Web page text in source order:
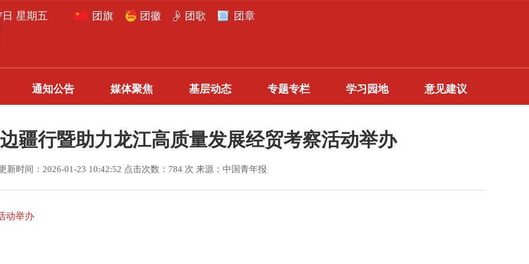
日 星期五 团旗 团徽 团歌 团章
通知公告 媒体聚焦 基层动态 专题专栏 学习园地 意见建议
疆行暨助力龙江高质量发展经贸考察活动举办
新时间：2026-01-23 10:42:52 点击次数：784 次 来源：中国青年报
动举办